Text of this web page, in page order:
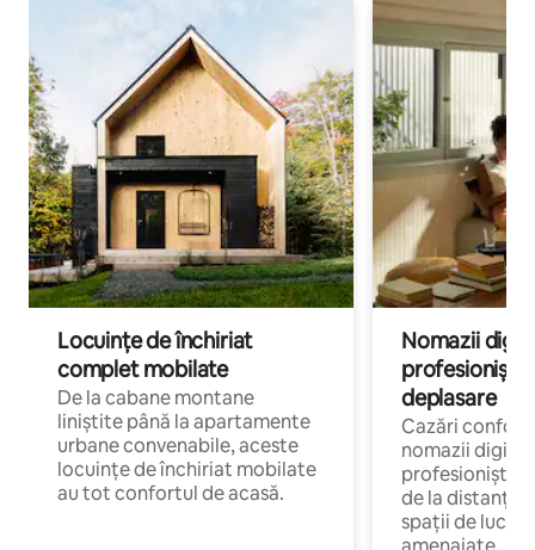
Locuințe de închiriat
complet mobilate
De la cabane montane
liniștite până la apartamente
urbane convenabile, aceste
locuințe de închiriat mobilate
au tot confortul de acasă.
Nomazii
profesioniștii
deplasare
Cazări
nomazii
profesioniștii
de la distanță,
spații de lucru